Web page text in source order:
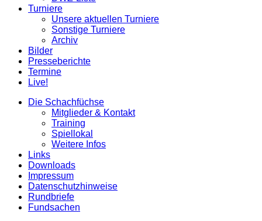
Turniere
Unsere aktuellen Turniere
Sonstige Turniere
Archiv
Bilder
Presseberichte
Termine
Live!
Die Schachfüchse
Mitglieder & Kontakt
Training
Spiellokal
Weitere Infos
Links
Downloads
Impressum
Datenschutzhinweise
Rundbriefe
Fundsachen